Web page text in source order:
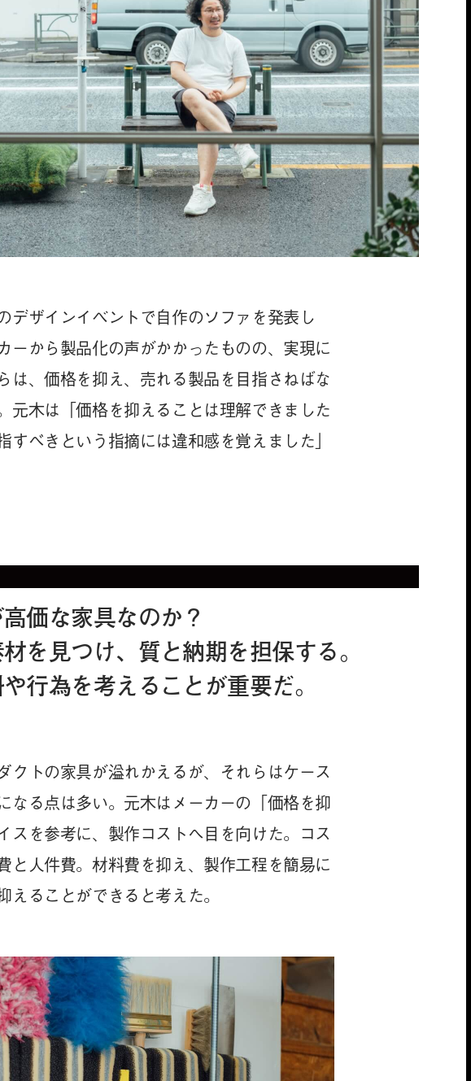
デザインイベントで自作のソファを発表し
ーから製品化の声がかかったものの、実現に
は、価格を抑え、売れる製品を目指さねばな
元木は「価格を抑えることは理解できました
すべきという指摘には違和感を覚えました」
価な家具なのか？
を見つけ、質と納期を担保する。
行為を考えることが重要だ。
クトの家具が溢れかえるが、それらはケース
なる点は多い。元木はメーカーの「価格を抑
スを参考に、製作コストへ目を向けた。コス
と人件費。材料費を抑え、製作工程を簡易に
えることができると考えた。